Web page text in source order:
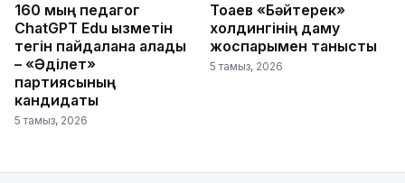
160 мың педагог
ChatGPT Edu қызметін
тегін пайдалана алады
– «Әділет»
партиясының
кандидаты
5 тамыз, 2026
Тоқаев «Бәйтерек»
холдингінің даму
жоспарымен танысты
5 тамыз, 2026